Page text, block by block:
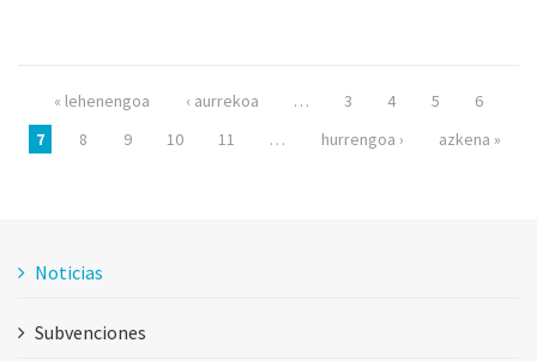
Páginas
« lehenengoa ‹ aurrekoa … 3 4 5
6
7
8 9 10 11 … hurrengoa › azkena »
Noticias
Subvenciones